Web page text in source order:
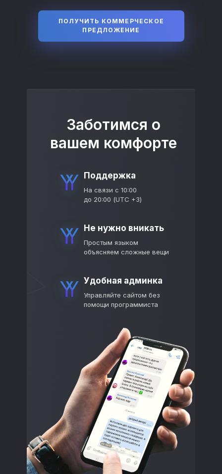
ПОЛУЧИТЬ КОММЕРЧЕСКОЕ
ПРЕДЛОЖЕНИЕ
Поддержка
Заботимся о
вашем комфорте
На связи с 10:00
до 20:00 (UTC +3)
Удобная админка
Не нужно вникать
Управляйте сайтом без
помощи программиста
Простым языком
объясняем сложные вещи